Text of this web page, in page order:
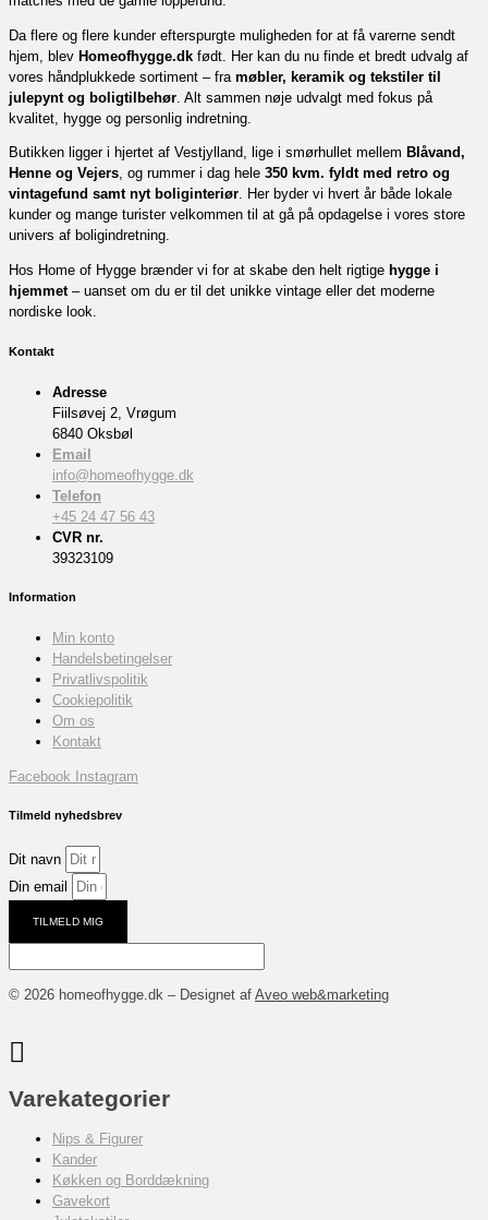
Da flere og flere kunder efterspurgte muligheden for at få varerne sendt
hjem, blev Homeofhygge.dk født. Her kan du nu finde et bredt udvalg af
vores håndplukkede sortiment – fra møbler, keramik og tekstiler til
julepynt og boligtilbehør . Alt sammen nøje udvalgt med fokus på
kvalitet, hygge og personlig indretning.
Butikken ligger i hjertet af Vestjylland, lige i smørhullet mellem Blåvand,
Henne og Vejers, og rummer i dag hele 350 kvm. fyldt med retro og
vintagefund samt nyt boliginteriør. Her byder vi hvert år både lokale
kunder og mange turister velkommen til at gå på opdagelse i vores store
univers af boligindretning.
Hos Home of Hygge brænder vi for at skabe den helt rigtige hygge i
hjemmet– uanset om du er til det unikke vintage eller det moderne
nordiske look.
Kontakt
Adresse
Fiilsøvej 2, Vrøgum
6840 Oksbøl
Email
info@homeofhygge.dk
Telefon
+45 24 47 56 43
CVR nr.
39323109
Information
Min konto
Handelsbetingelser
Privatlivspolitik
Cookiepolitik
Om os
Kontakt
Facebook Instagram
Tilmeld nyhedsbrev
Dit navn
Din email
TILMELD MIG
© 2026 homeofhygge.dk – Designet af Aveo web&marketing
Varekategorier
Nips & Figurer
Kander
Køkken og Borddækning
Gavekort